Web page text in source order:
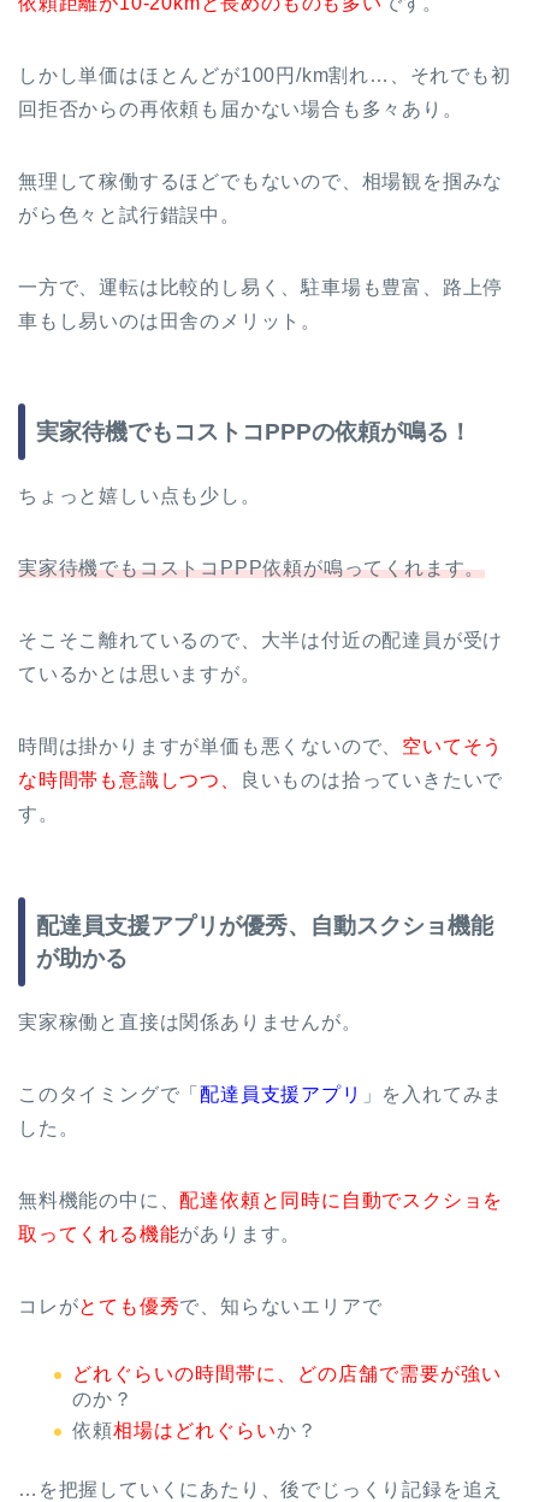
しかし単価はほとんどが100円/km割れ…、それでも初
回拒否からの再依頼も届かない場合も多々あり。
無理して稼働するほどでもないので、相場観を掴みな
がら色々と試行錯誤中。
一方で、運転は比較的し易く、駐車場も豊富、路上停
車もし易いのは田舎のメリット。
実家待機でもコストコPPPの依頼が鳴る！
ちょっと嬉しい点も少し。
実家待機でもコストコPPP依頼が鳴ってくれます。
そこそこ離れているので、大半は付近の配達員が受け
ているかとは思いますが。
時間は掛かりますが単価も悪くないので、 空いてそう
な時間帯も意識しつつ、
良いものは拾っていきたいで
す。
配達員支援アプリが優秀、自動スクショ機能
が助かる
実家稼働と直接は関係ありませんが。
このタイミングで「配達員支援アプリ
」を入れてみま
した。
無料機能の中に、配達依頼と同時に自動でスクショを
取ってくれる機能があります。
コレがとても優秀で、知らないエリアで
どれぐらいの時間帯に、どの店舗で需要が強い
のか？
依頼相場はどれぐらいか？
…を把握していくにあたり、後でじっくり記録を追え